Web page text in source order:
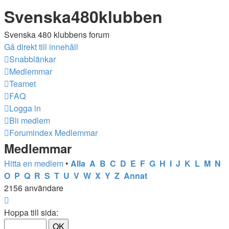
Svenska480klubben
Svenska 480 klubbens forum
Gå direkt till innehåll
Snabblänkar
Medlemmar
Teamet
FAQ
Logga in
Bli medlem
Forumindex Medlemmar
Medlemmar
Hitta en medlem • Alla A B C D E F G H I J K L M N
O P Q R S T U V W X Y Z Annat
2156 användare
1
Hoppa till sida: